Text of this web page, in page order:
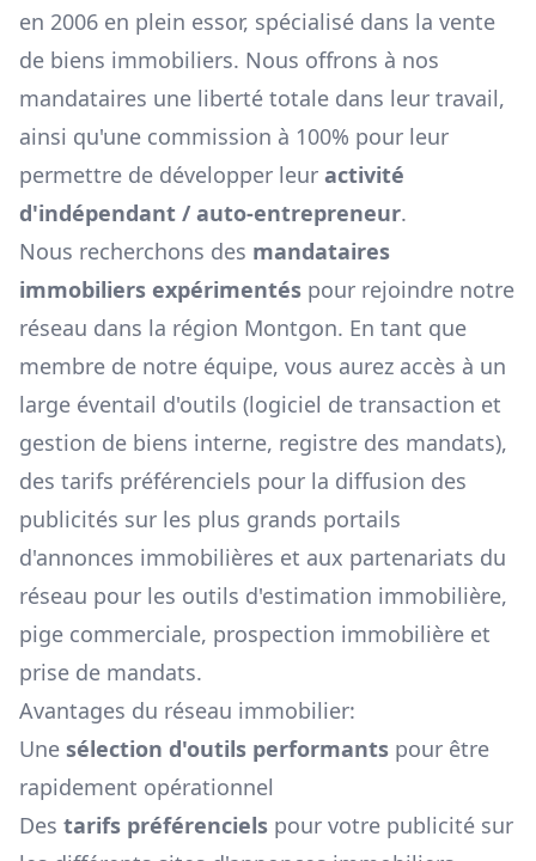
en 2006 en plein essor, spécialisé dans la vente
de biens immobiliers. Nous offrons à nos
mandataires une liberté totale dans leur travail,
ainsi qu'une commission à 100% pour leur
permettre de développer leur activité
d'indépendant / auto-entrepreneur.
Nous recherchons des mandataires
immobiliers expérimentés pour rejoindre notre
réseau dans la région Montgon. En tant que
membre de notre équipe, vous aurez accès à un
large éventail d'outils (logiciel de transaction et
gestion de biens interne, registre des mandats),
des tarifs préférenciels pour la diffusion des
publicités sur les plus grands portails
d'annonces immobilières et aux partenariats du
réseau pour les outils d'estimation immobilière,
pige commerciale, prospection immobilière et
prise de mandats.
Avantages du réseau immobilier:
Une sélection d'outils performants pour être
rapidement opérationnel
Des tarifs préférenciels pour votre publicité sur